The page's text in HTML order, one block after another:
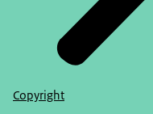
Copyright